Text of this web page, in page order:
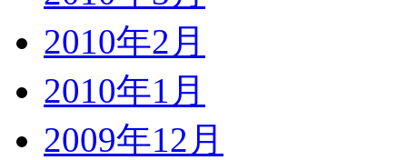
2010年2月
2010年1月
2009年12月